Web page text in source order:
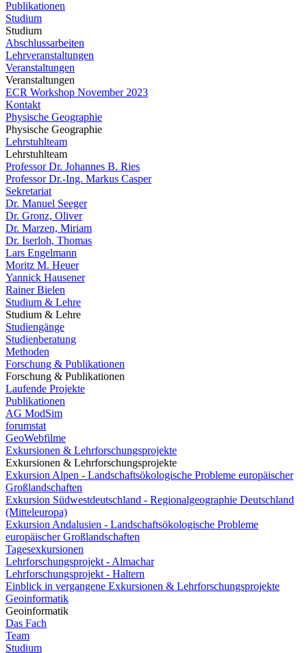
Publikationen
Studium
Studium
Abschlussarbeiten
Lehrveranstaltungen
Veranstaltungen
Veranstaltungen
ECR Workshop November 2023
Kontakt
Physische Geographie
Physische Geographie
Lehrstuhlteam
Lehrstuhlteam
Professor Dr. Johannes B. Ries
Professor Dr.-Ing. Markus Casper
Sekretariat
Dr. Manuel Seeger
Dr. Gronz, Oliver
Dr. Marzen, Miriam
Dr. Iserloh, Thomas
Lars Engelmann
Moritz M. Heuer
Yannick Hausener
Rainer Bielen
Studium & Lehre
Studium & Lehre
Studiengänge
Studienberatung
Methoden
Forschung & Publikationen
Forschung & Publikationen
Laufende Projekte
Publikationen
AG ModSim
forumstat
GeoWebfilme
Exkursionen & Lehrforschungsprojekte
Exkursionen & Lehrforschungsprojekte
Exkursion Alpen - Landschaftsökologische Probleme europäischer
Großlandschaften
Exkursion Südwestdeutschland - Regionalgeographie Deutschland
(Mitteleuropa)
Exkursion Andalusien - Landschaftsökologische Probleme
europäischer Großlandschaften
Tagesexkursionen
Lehrforschungsprojekt - Almachar
Lehrforschungsprojekt - Haltern
Einblick in vergangene Exkursionen & Lehrforschungsprojekte
Geoinformatik
Geoinformatik
Das Fach
Team
Studium